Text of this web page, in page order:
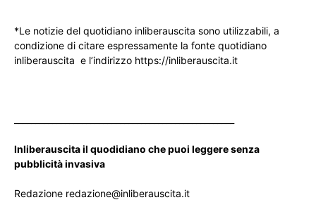
*Le notizie del quotidiano inliberauscita sono utilizzabili, a
condizione di citare espressamente la fonte quotidiano
inliberauscita e l’indirizzo https://inliberauscita.it
Inliberauscita il quodidiano che puoi leggere senza
pubblicità invasiva
Redazione redazione@inliberauscita.it